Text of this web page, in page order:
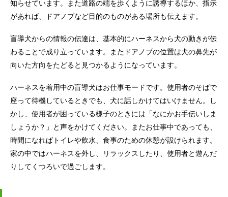
知らせています。また道路の端を歩くように誘導するほか、指示
があれば、ドアノブなど目的のものがある場所も伝えます。
盲導犬からの情報の伝達は、基本的にハーネスから犬の動きが伝
わることで成り立っています。またドアノブの位置は犬の鼻先が
向いた方向をたどると見つかるようになっています。
ハーネスを着用中の盲導犬はお仕事モードです。使用者のそばで
座って待機しているときでも、犬に話しかけてはいけません。し
かし、使用者が困っている様子のときには「なにかお手伝いしま
しょうか？」と声をかけてください。またお仕事中であっても、
時間になればトイレや飲水、食事のための休憩が設けられます。
家の中ではハーネスを外し、リラックスしたり、使用者と遊んだ
りしてくつろいで過ごします。